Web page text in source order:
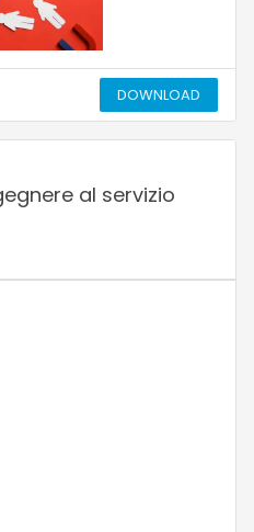
DOWNLOAD
al servizio